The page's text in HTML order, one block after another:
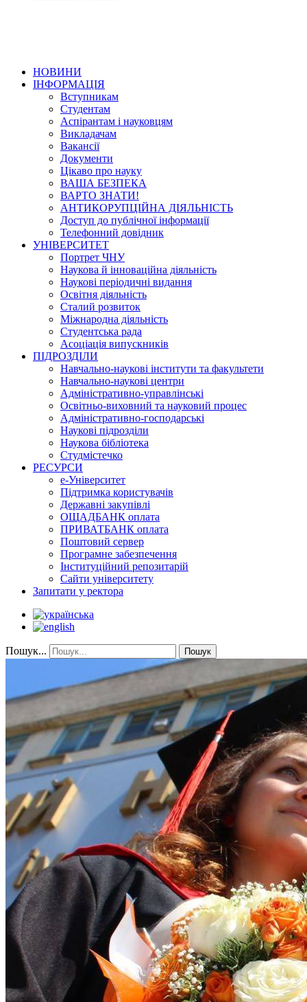
НОВИНИ
ІНФОРМАЦІЯ
Вступникам
Студентам
Аспірантам і науковцям
Викладачам
Вакансії
Документи
Цікаво про науку
ВАША БЕЗПЕКА
ВАРТО ЗНАТИ!
АНТИКОРУПЦІЙНА ДІЯЛЬНІСТЬ
Доступ до публічної інформації
Телефонний довідник
УНІВЕРСИТЕТ
Портрет ЧНУ
Наукова й інноваційна діяльність
Наукові періодичні видання
Освітня діяльність
Сталий розвиток
Міжнародна діяльність
Студентська рада
Асоціація випускників
ПІДРОЗДІЛИ
Навчально-наукові інститути та факультети
Навчально-наукові центри
Адміністративно-управлінські
Освітньо-виховний та науковий процес
Адміністративно-господарські
Наукові підрозділи
Наукова бібліотека
Студмістечко
РЕСУРСИ
е-Університет
Підтримка користувачів
Державні закупівлі
ОЩАДБАНК оплата
ПРИВАТБАНК оплата
Поштовий сервер
Програмне забезпечення
Інституційний репозитарій
Сайти університету
Запитати у ректора
Пошук... Пошук